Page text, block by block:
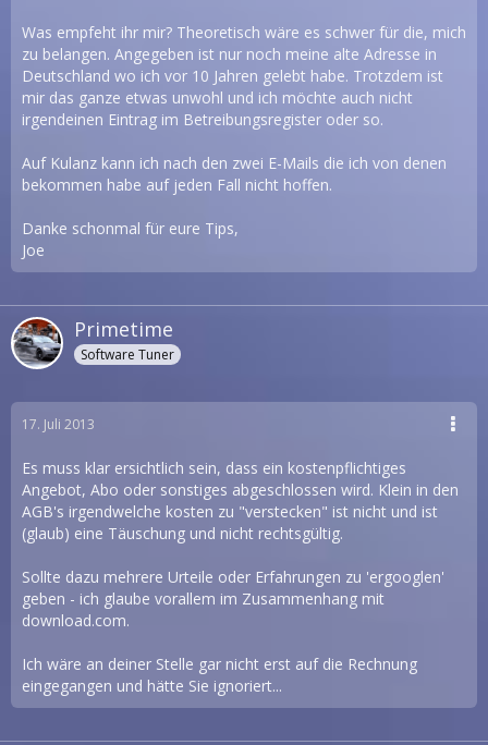
Was empfeht ihr mir? Theoretisch wäre es schwer für die, mich
zu belangen. Angegeben ist nur noch meine alte Adresse in
Deutschland wo ich vor 10 Jahren gelebt habe. Trotzdem ist
mir das ganze etwas unwohl und ich möchte auch nicht
irgendeinen Eintrag im Betreibungsregister oder so.
Auf Kulanz kann ich nach den zwei E-Mails die ich von denen
bekommen habe auf jeden Fall nicht hoffen.
Danke schonmal für eure Tips,
Joe
Primetime
Software Tuner
17. Juli 2013
Es muss klar ersichtlich sein, dass ein kostenpflichtiges
Angebot, Abo oder sonstiges abgeschlossen wird. Klein in den
AGB's irgendwelche kosten zu "verstecken" ist nicht und ist
(glaub) eine Täuschung und nicht rechtsgültig.
Sollte dazu mehrere Urteile oder Erfahrungen zu 'ergooglen'
geben - ich glaube vorallem im Zusammenhang mit
download.com.
Ich wäre an deiner Stelle gar nicht erst auf die Rechnung
eingegangen und hätte Sie ignoriert...